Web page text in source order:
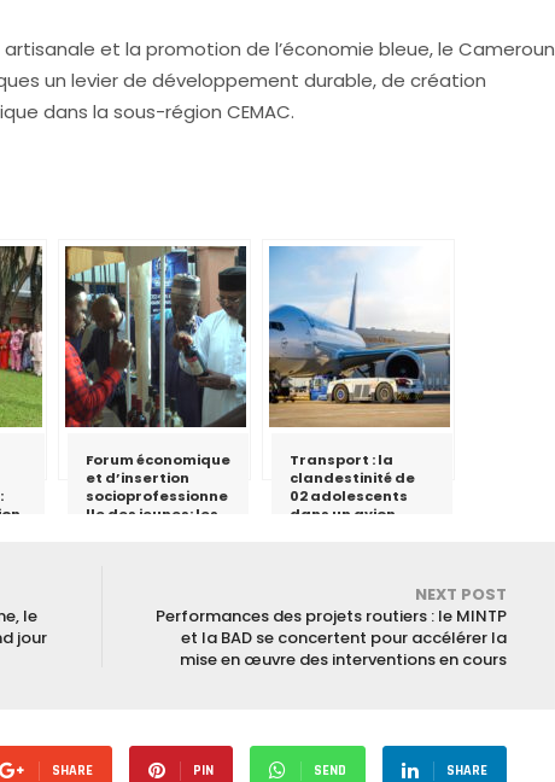
et la promotion de l’économie bleue, le Cameroun
un levier de développement durable, de création
dans la sous-région CEMAC.
Forum économique
et d’insertion
socioprofessionne
lle des jeunes: les
Transport : la
clandestinité de
02 adolescents
dans un avion
le
jour
NEXT POST
Performances des projets routiers : le MINTP
et la BAD se concertent pour accélérer la
mise en œuvre des interventions en cours
SHARE PIN SEND SHARE